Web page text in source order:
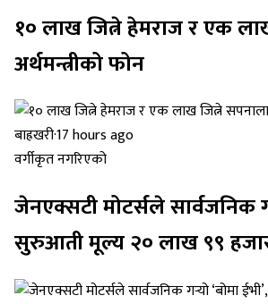
१० लाख जित्ने हेमराज र एक
अर्थमन्त्रीको फोन
बाह्रखरी·17 hours ago
वर्गीकृत नगरिएको
जेनएक्सटी मोटर्सले सार्वजनिक
सुरुआती मूल्य २० लाख ९९